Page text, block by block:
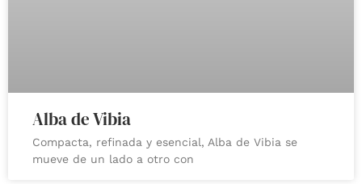
Alba de Vibia
Compacta, refinada y esencial, Alba de Vibia se
mueve de un lado a otro con